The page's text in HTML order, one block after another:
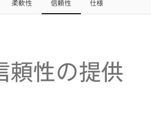
柔軟性 信頼性 仕様
頼性の提供